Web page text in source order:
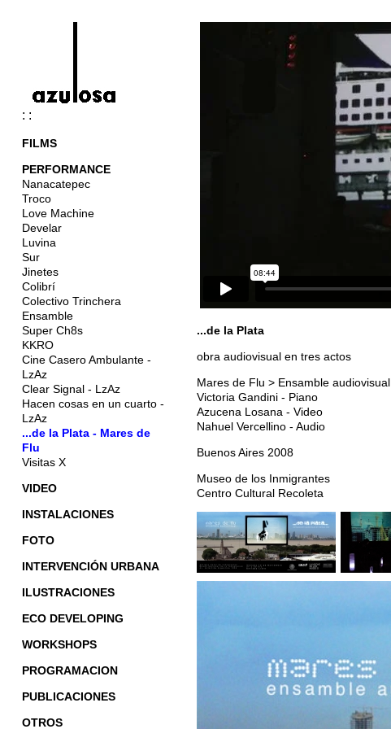
: :
FILMS
PERFORMANCE
Nanacatepec
Troco
Love Machine
Develar
Luvina
Sur
Jinetes
Colibrí
Colectivo Trinchera
Ensamble
Super Ch8s
KKRO
Cine Casero Ambulante -
LzAz
Clear Signal - LzAz
Hacen cosas en un cuarto -
LzAz
...de la Plata - Mares de
Flu
Visitas X
VIDEO
INSTALACIONES
FOTO
INTERVENCIÓN URBANA
ILUSTRACIONES
ECO DEVELOPING
WORKSHOPS
PROGRAMACION
PUBLICACIONES
OTROS
...de la Plata
obra audiovisual en tres actos
Mares de Flu > Ensamble audiovisual
Victoria Gandini - Piano
Azucena Losana - Video
Nahuel Vercellino - Audio
Buenos Aires 2008
Museo de los Inmigrantes
Centro Cultural Recoleta